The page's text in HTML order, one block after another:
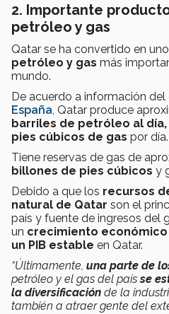
2. Importante
petróleo y gas
Qatar se ha convertido en
petróleo y gas más
mundo.
De acuerdo a información
España, Qatar produce
barriles de petróleo al día,
pies cúbicos de gas por día.
Tiene reservas de gas de
billones de pies cúbicos y
Debido a que los recursos
natural de Qatar son el
país y fuente de ingresos del
un crecimiento
un PIB estable en Qatar.
“Últimamente, una parte de
petróleo y el gas del paísse
la diversificación de la
también a atraer gente del